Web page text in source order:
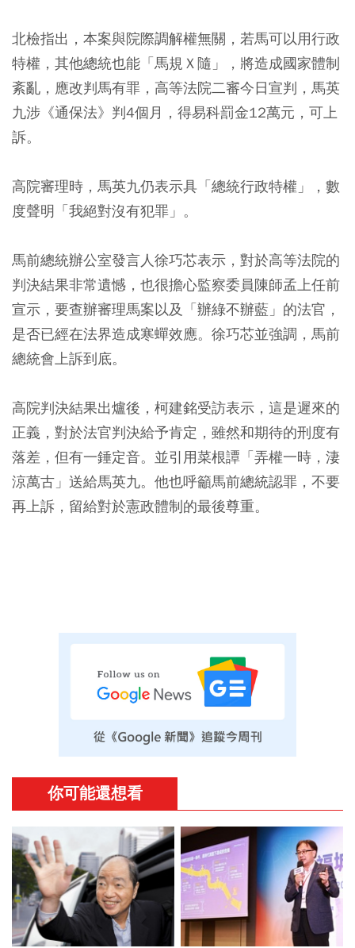
北檢指出，本案與院際調解權無關，若馬可以用行政
特權，其他總統也能「馬規Ｘ隨」，將造成國家體制
紊亂，應改判馬有罪，高等法院二審今日宣判，馬英
九涉《通保法》判4個月，得易科罰金12萬元，可上
訴。
高院審理時，馬英九仍表示具「總統行政特權」，數
度聲明「我絕對沒有犯罪」。
馬前總統辦公室發言人徐巧芯表示，對於高等法院的
判決結果非常遺憾，也很擔心監察委員陳師孟上任前
宣示，要查辦審理馬案以及「辦綠不辦藍」的法官，
是否已經在法界造成寒蟬效應。徐巧芯並強調，馬前
總統會上訴到底。
高院判決結果出爐後，柯建銘受訪表示，這是遲來的
正義，對於法官判決給予肯定，雖然和期待的刑度有
落差，但有一錘定音。並引用菜根譚「弄權一時，淒
涼萬古」送給馬英九。他也呼籲馬前總統認罪，不要
再上訴，留給對於憲政體制的最後尊重。